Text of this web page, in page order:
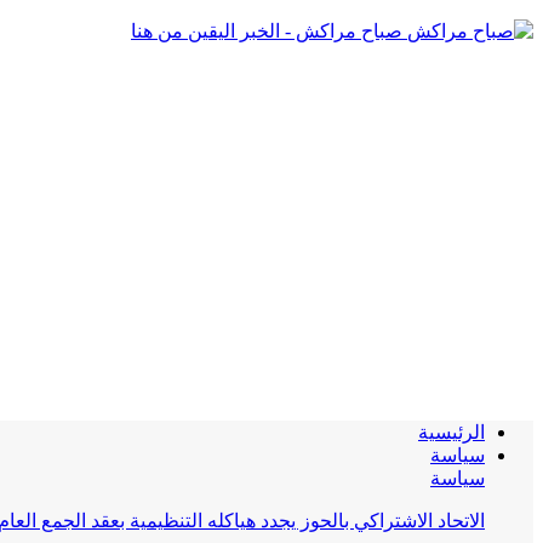
صباح مراكش - الخبر اليقين من هنا
الرئيسية
سياسة
سياسة
الاتحاد الاشتراكي بالحوز يجدد هياكله التنظيمية بعقد الجمع